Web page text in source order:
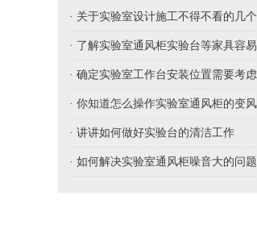
· 讲讲如何做好实验台的清洁工作
· 如何解决实验室通风柜噪音大的问题